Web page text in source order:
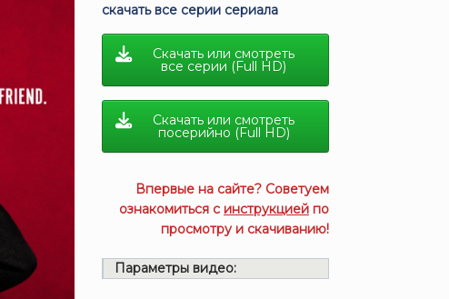
скачать все серии сериала
Скачать или смотреть
все серии (Full HD)
Скачать или смотреть
посерийно (Full HD)
Впервые на сайте? Советуем
ознакомиться с инструкцией по
просмотру и скачиванию!
Параметры видео: